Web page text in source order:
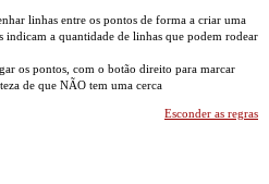
linhas entre os pontos de forma a criar uma
indicam a quantidade de linhas que podem rodear
os pontos, com o botão direito para marcar
de que NÃO tem uma cerca
Esconder as regras